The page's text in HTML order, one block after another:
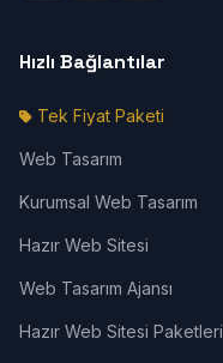
Hızlı Bağlantılar
Tek Fiyat Paketi
Web Tasarım
Kurumsal Web Tasarım
Hazır Web Sitesi
Web Tasarım Ajansı
Hazır Web Sitesi Paketleri